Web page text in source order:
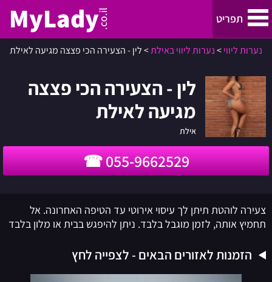
תפריט MyLady.co.il
נערות ליווי
נערות ליווי בתל אביב והמרכז
נערות ליווי בחיפה, קריות והצפון
ירושלים
נערות ליווי באילת
נערות ליווי>נערות ליווי באילת>לין - הצעירה הכי פצצה מגיעה לאילת
לין - הצעירה הכי פצצה
מגיעה לאילת
אילת
055-9662529
צעירה לוהטת תיתן לך עיסוי אירוטי עד הטיפה האחרונה. אל
תחמיץ אותה, לזמן מוגבל בלבד. ניתן להיפגש בבית או מלון בלבד
הזמנות לאזורים הבאים - לצפייה לחץ